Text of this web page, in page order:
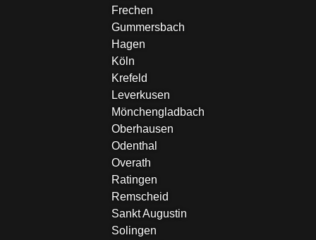
Frechen
Gummersbach
Hagen
Köln
Krefeld
Leverkusen
Mönchengladbach
Oberhausen
Odenthal
Overath
Ratingen
Remscheid
Sankt Augustin
Solingen